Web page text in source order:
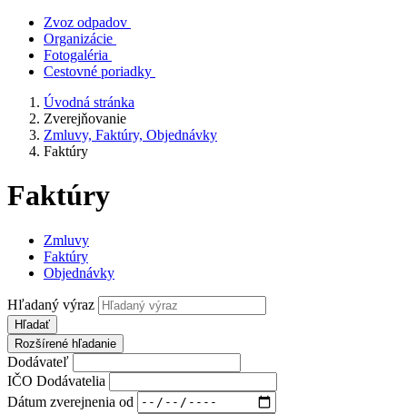
Zvoz odpadov
Organizácie
Fotogaléria
Cestovné poriadky
Úvodná stránka
Zverejňovanie
Zmluvy, Faktúry, Objednávky
Faktúry
Faktúry
Zmluvy
Faktúry
Objednávky
Hľadaný výraz
Hľadať
Rozšírené hľadanie
Dodávateľ
IČO Dodávatelia
Dátum zverejnenia od